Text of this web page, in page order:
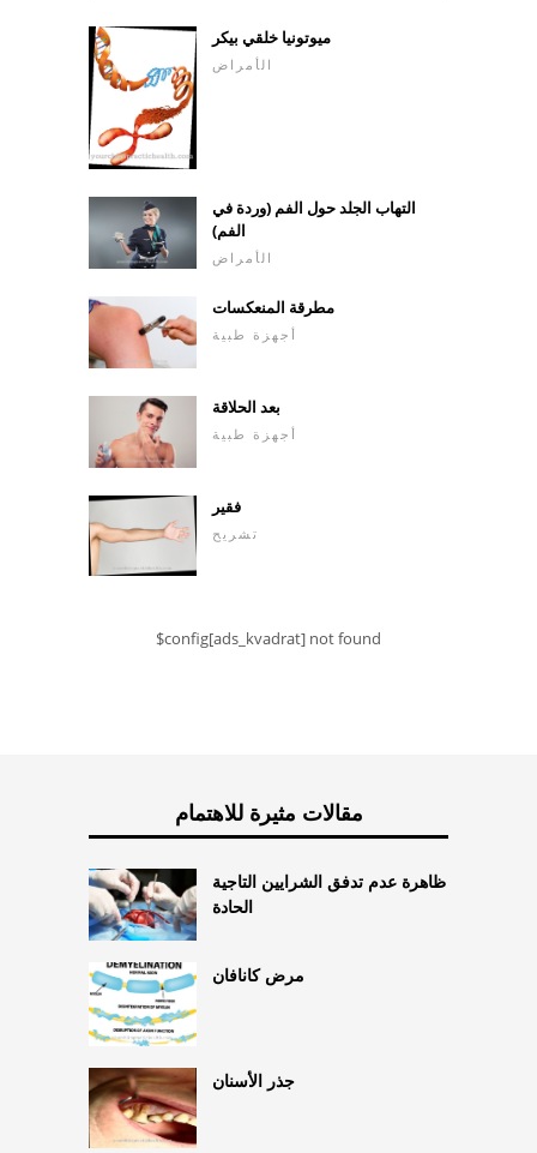
ميوتونيا خلقي بيكر
الأمراض
التهاب الجلد حول الفم (وردة في
الفم)
الأمراض
مطرقة المنعكسات
أجهزة طبية
بعد الحلاقة
أجهزة طبية
فقير
تشريح
$config[ads_kvadrat] not found
مقالات مثيرة للاهتمام
ظاهرة عدم تدفق الشرايين التاجية
الحادة
مرض كانافان
جذر الأسنان